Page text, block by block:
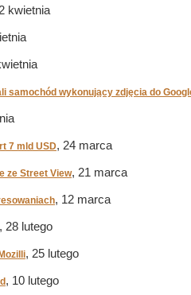
kwietnia
samochód wykonujący zdjęcia do
7 mld USD, 24 marca
ze Street View, 21 marca
, 12 marca
, 28 lutego
, 25 lutego
, 10 lutego